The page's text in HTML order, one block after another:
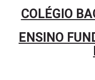
COLÉGIO
ENSINO